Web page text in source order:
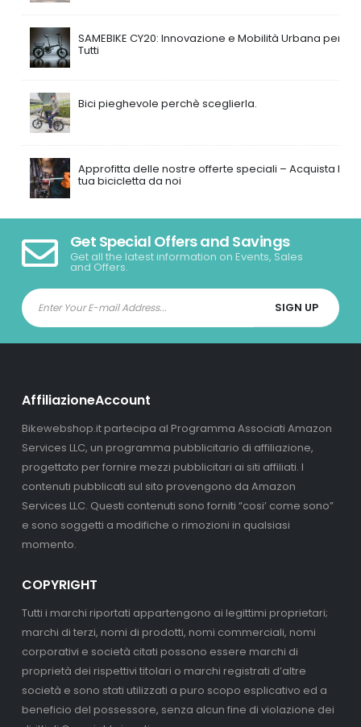
SAMEBIKE CY20: Innovazione e Mobilità Urbana per
Tutti
Bici pieghevole perchè sceglierla.
Approfitta delle nostre offerte speciali – Acquista la
tua bicicletta da noi
Get Special Offers and Savings
Get all the latest information on Events, Sales
and Offers.
AffiliazioneAccount
Bikewebshop.it partecipa al Programma Associati Amazon
Services LLC, un programma pubblicitario di affiliazione,
progettato per fornire mezzi pubblicitari ai siti affiliati. I
contenuti pubblicati sul sito provengono da Amazon
Services LLC. Questi contenuti sono forniti “cosi’ come sono”
e sono soggetti a modifiche o rimozioni in qualsiasi
momento.
COPYRIGHT
Tutti i marchi riportati appartengono ai legittimi proprietari;
marchi di terzi, nomi di prodotti, nomi commerciali, nomi
corporativi e società citati possono essere marchi di
proprietà dei rispettivi titolari o marchi registrati d’altre
società e sono stati utilizzati a puro scopo esplicativo ed a
beneficio del possessore, senza alcun fine di violazione dei